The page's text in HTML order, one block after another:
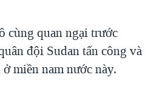
Ở VIỆT NAM
cùng quan ngại trước
đội Sudan tấn công và
miền nam nước này.